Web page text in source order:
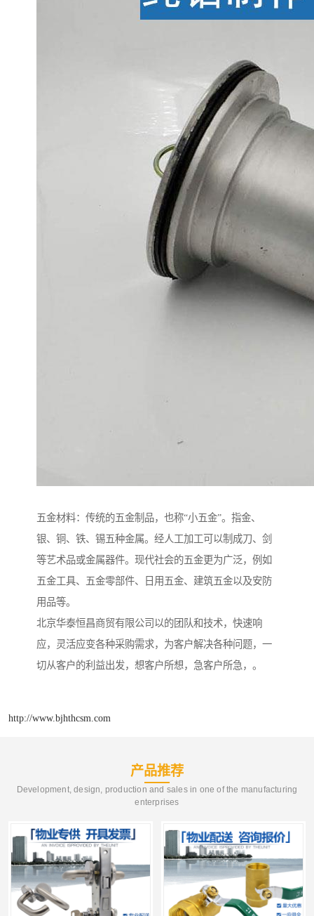
五金材料：传统的五金制品，也称“小五金”。指金、
银、铜、铁、锡五种金属。经人工加工可以制成刀、剑
等艺术品或金属器件。现代社会的五金更为广泛，例如
五金工具、五金零部件、日用五金、建筑五金以及安防
用品等。
北京华泰恒昌商贸有限公司以的团队和技术，快速响
应，灵活应变各种采购需求，为客户解决各种问题，一
切从客户的利益出发，想客户所想，急客户所急，。
http://www.bjhthcsm.com
产品推荐
Development, design, production and sales in one of the manufacturing
enterprises